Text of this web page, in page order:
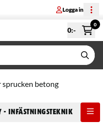
Logga in
0:-
0
betong
- Infästningsteknik